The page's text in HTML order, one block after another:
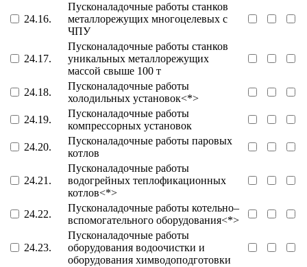
24.16.
Пусконаладочные работы станков
металлорежущих многоцелевых с
ЧПУ
24.17.
Пусконаладочные работы станков
уникальных металлорежущих
массой свыше 100 т
24.18.
Пусконаладочные работы
холодильных установок<*>
24.19.
Пусконаладочные работы
компрессорных установок
24.20.
Пусконаладочные работы паровых
котлов
24.21.
Пусконаладочные работы
водогрейных теплофикационных
котлов<*>
24.22.
Пусконаладочные работы котельно–
вспомогательного оборудования<*>
24.23.
Пусконаладочные работы
оборудования водоочистки и
оборудования химводоподготовки